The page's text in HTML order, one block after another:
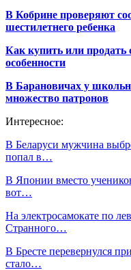
В Кобрине проверяют
шестилетнего ребенка
Как купить или продать
особенности
В Барановичах у
множество патронов
Интересное:
В Беларуси мужчина
попал в…
В Японии вместо
вот…
На электросамокате по
Странного…
В Бресте перевернулся
стало…